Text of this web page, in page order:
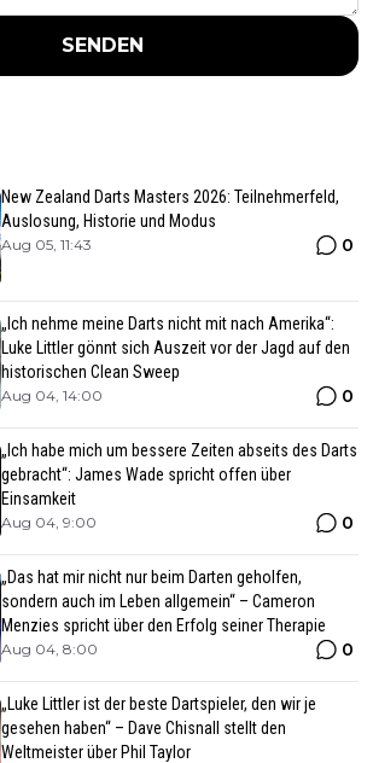
SENDEN
New Zealand Darts Masters 2026: Teilnehmerfeld,
Auslosung, Historie und Modus
Aug 05, 11:43 0
„Ich nehme meine Darts nicht mit nach Amerika“:
Luke Littler gönnt sich Auszeit vor der Jagd auf den
historischen Clean Sweep
Aug 04, 14:00 0
„Ich habe mich um bessere Zeiten abseits des Darts
gebracht“: James Wade spricht offen über
Einsamkeit
Aug 04, 9:00 0
„Das hat mir nicht nur beim Darten geholfen,
sondern auch im Leben allgemein“ – Cameron
Menzies spricht über den Erfolg seiner Therapie
Aug 04, 8:00 0
„Luke Littler ist der beste Dartspieler, den wir je
gesehen haben“ – Dave Chisnall stellt den
Weltmeister über Phil Taylor